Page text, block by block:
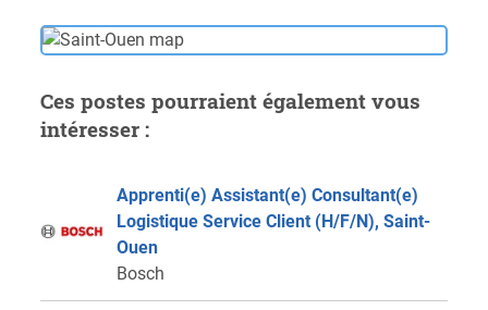
Ces postes pourraient également vous
intéresser :
Apprenti(e) Assistant(e) Consultant(e)
Logistique Service Client (H/F/N), Saint-
Ouen
Bosch